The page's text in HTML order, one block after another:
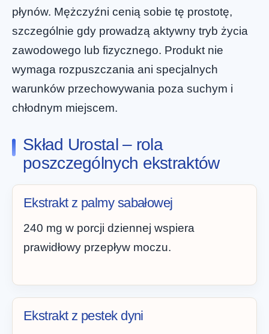
płynów. Mężczyźni cenią sobie tę prostotę,
szczególnie gdy prowadzą aktywny tryb życia
zawodowego lub fizycznego. Produkt nie
wymaga rozpuszczania ani specjalnych
warunków przechowywania poza suchym i
chłodnym miejscem.
Skład Urostal – rola
poszczególnych ekstraktów
Ekstrakt z palmy sabałowej
240 mg w porcji dziennej wspiera
prawidłowy przepływ moczu.
Ekstrakt z pestek dyni